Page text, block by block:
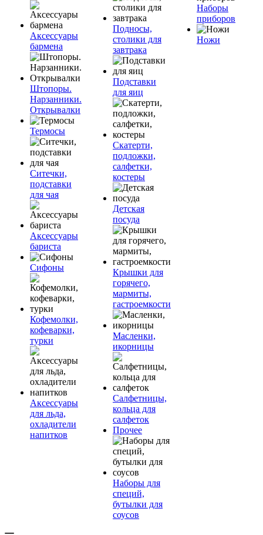
Аксессуары
бармена
Штопоры.
Нарзанники.
Открывалки
Термосы
Ситечки,
подставки
для чая
Аксессуары
бариста
Сифоны
Кофемолки,
кофеварки,
турки
Аксессуары
для льда,
охладители
напитков
Подносы,
столики для
завтрака
Подставки
для яиц
Скатерти,
подложки,
салфетки,
костеры
Детская
посуда
Крышки для
горячего,
мармиты,
гастроемкости
Масленки,
икорницы
Салфетницы,
кольца для
салфеток
Прочее
Наборы для
специй,
бутылки для
соусов
Наборы
приборов
Ножи